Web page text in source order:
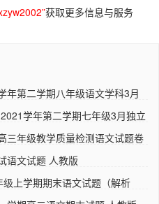
获取更多信息与服务
年第二学期八年级语文学科3月
学年第二学期七年级3月独立
三年级教学质量检测语文试题卷
语文试题 人教版
上学期期末语文试题（解析